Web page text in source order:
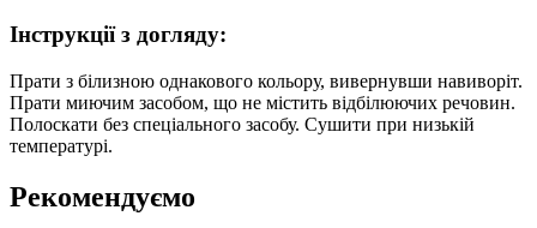
Інструкції з догляду:
Прати з білизною однакового кольору, вивернувши навиворіт.
Прати миючим засобом, що не містить відбілюючих речовин.
Полоскати без спеціального засобу. Сушити при низькій
температурі.
Рекомендуємо